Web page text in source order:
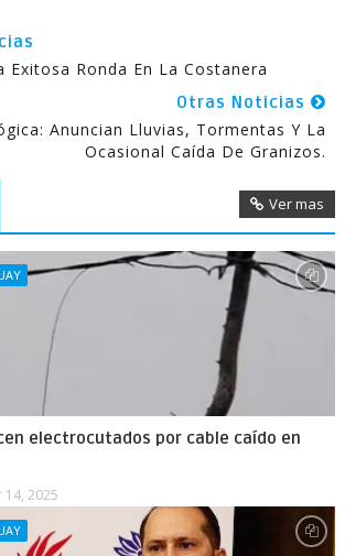
Exitosa Ronda En La Costanera
Otras Noticias
Anuncian Lluvias, Tormentas Y La
Ocasional Caída De Granizos.
Ver mas
electrocutados por cable caído en
14, 2025